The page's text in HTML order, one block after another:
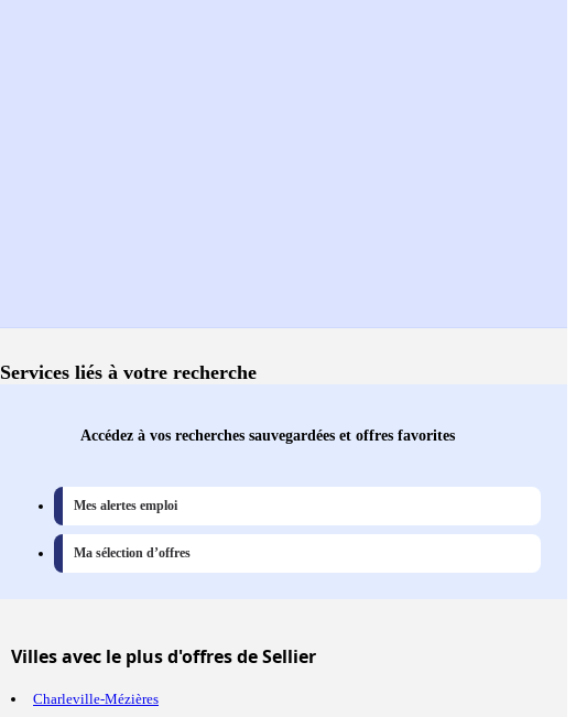
Services liés à votre recherche
Accédez à vos recherches sauvegardées et offres favorites
Mes alertes emploi
Ma sélection d’offres
Villesavec le plus d'offres de Sellier
Charleville-Mézières